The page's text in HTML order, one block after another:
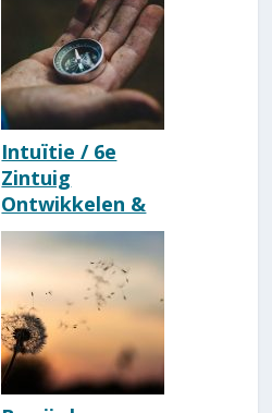
Intuïtie / 6e
Zintuig
Ontwikkelen &
Volgen? 96
Praktische Tips!